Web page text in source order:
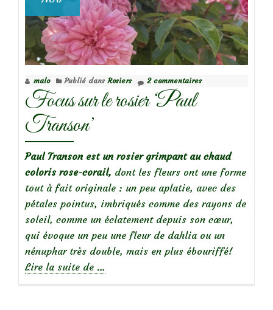
malo Publié dans Rosiers 2 commentaires
Focus sur le rosier ‘Paul
Transon’
Paul Transon est un rosier grimpant au chaud
coloris rose-corail, dont les fleurs ont une forme
tout à fait originale : un peu aplatie, avec des
pétales pointus, imbriqués comme des rayons de
soleil, comme un éclatement depuis son cœur,
qui évoque un peu une fleur de dahlia ou un
nénuphar très double, mais en plus ébouriffé!
Lire la suite de …